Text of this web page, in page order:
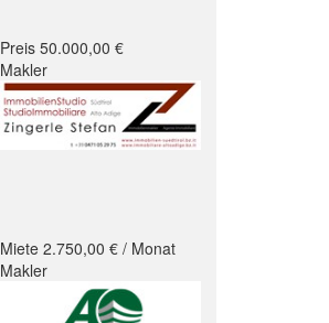
Preis 50.000,00 €
Makler
Miete 2.750,00 € / Monat
Makler